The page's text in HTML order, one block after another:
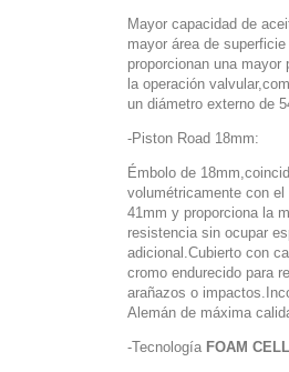
Mayor capacidad de
mayor área de superficie
proporcionan una mayor
la operación
un diámetro externo de
-Piston Road 18mm:
Émbolo de
volumétricamente con el
41mm y proporciona la
resistencia sin ocupar
adicional.Cubierto con
cromo endurecido para
arañazos o
Alemán de máxima
-Tecnología FOAM CELL